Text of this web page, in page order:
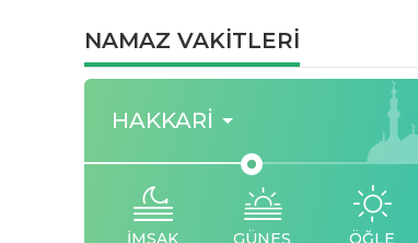
NAMAZ VAKİTLERİ
HAKKARI
İMSAK GÜNEŞ ÖĞLE